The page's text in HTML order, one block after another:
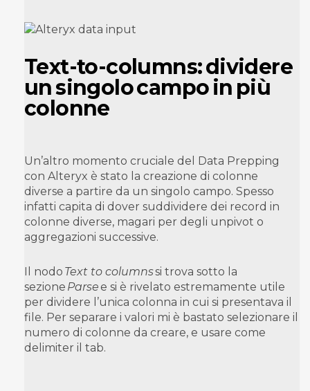
Text-to-columns: dividere
un singolo campo in più
colonne
Un’altro momento cruciale del Data Prepping
con Alteryx è stato la creazione di colonne
diverse a partire da un singolo campo. Spesso
infatti capita di dover suddividere dei record in
colonne diverse, magari per degli unpivot o
aggregazioni successive.
Il nodo Text to columnssi trova sotto la
sezione Parsee si è rivelato estremamente utile
per dividere l’unica colonna in cui si presentava il
file. Per separare i valori mi è bastato selezionare il
numero di colonne da creare, e usare come
delimiter il tab.